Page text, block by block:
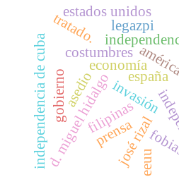
invasión
d. miguel hidalgo
filipinas
españa
costumbres
economía
independencia de cuba josé rizal
legazpi
asedio
tratado.
prensa
gobierno
eeuu
estados unidos